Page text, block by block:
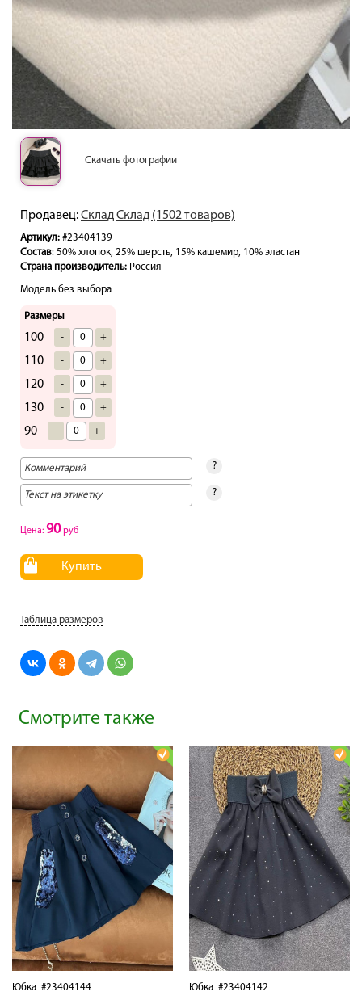
Скачать фотографии
Продавец:Склад Склад (1502 товаров)
Артикул: #23404139
Состав: 50% хлопок, 25% шерсть, 15% кашемир, 10% эластан
Страна производитель: Россия
Модель без выбора
Размеры
100 - +
110 - +
120 - +
130 - +
90 - +
?
?
Цена: 90руб
Купить
Таблица размеров
Смотрите также
Юбка #23404144 Юбка #23404142